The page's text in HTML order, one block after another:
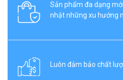
Sản phẩm đa dạng
nhật những xu hướng
Luôn đảm bảo chất